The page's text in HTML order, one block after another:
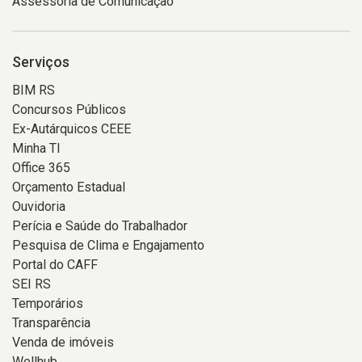
Serviços
BIM RS
Concursos Públicos
Ex-Autárquicos CEEE
Minha TI
Office 365
Orçamento Estadual
Ouvidoria
Perícia e Saúde do Trabalhador
Pesquisa de Clima e Engajamento
Portal do CAFF
SEI RS
Temporários
Transparência
Venda de imóveis